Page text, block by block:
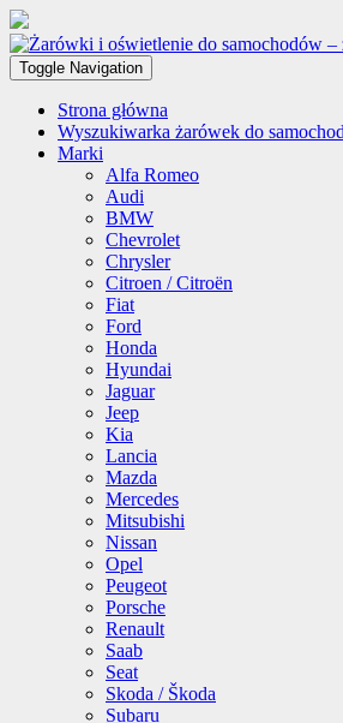
Toggle Navigation
Strona główna
Wyszukiwarka żarówek do
Marki
Alfa Romeo
Audi
BMW
Chevrolet
Chrysler
Citroen / Citroën
Fiat
Ford
Honda
Hyundai
Jaguar
Jeep
Kia
Lancia
Mazda
Mercedes
Mitsubishi
Nissan
Opel
Peugeot
Porsche
Renault
Saab
Seat
Skoda / Škoda
Subaru